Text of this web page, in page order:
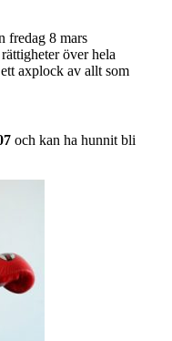
fredag 8 mars
över hela
axplock av allt som
och kan ha hunnit bli